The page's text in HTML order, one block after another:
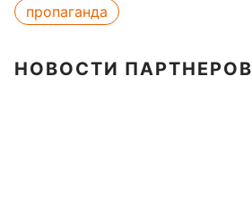
пропаганда
НОВОСТИ ПАРТНЕРОВ